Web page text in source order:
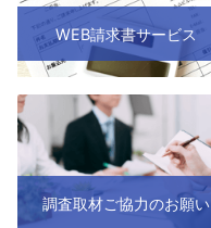
WEB請求書サービス
調査取材ご協力のお願い